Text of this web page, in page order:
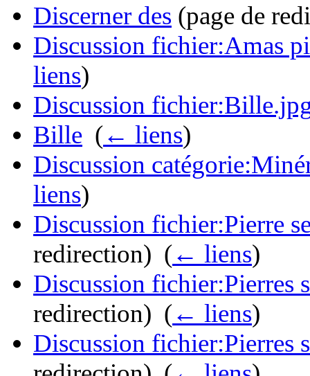
Discerner des (page de
Discussion fichier:Amas
liens)
Discussion
Bille (← liens)
Discussion
liens)
Discussion fichier:Pierre
redirection) ‎ (← liens)
Discussion fichier:Pierres
redirection) ‎ (← liens)
Discussion fichier:Pierres